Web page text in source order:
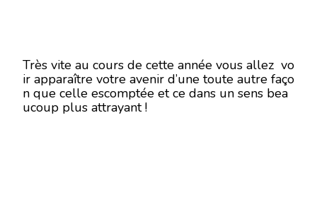
Très vite au cours de cette année vous allez vo
ir apparaître votre avenir d’une toute autre faço
n que celle escomptée et ce dans un sens bea
ucoup plus attrayant !